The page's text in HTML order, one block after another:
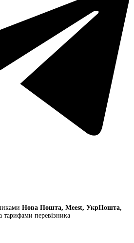
Нова Пошта, Meest, УкрПошта,
тарифами перевізника